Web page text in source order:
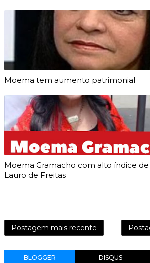
Moema tem aumento patrimonial
Moema Gramacho com alto índice
Lauro de Freitas
Postagem mais recente
BLOGGER DISQUS